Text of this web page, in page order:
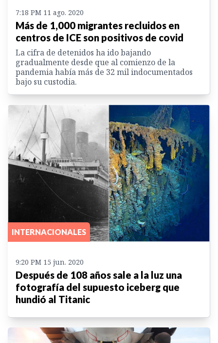
7:18 PM 11 ago. 2020
Más de 1,000 migrantes recluidos en
centros de ICE son positivos de covid
La cifra de detenidos ha ido bajando
gradualmente desde que al comienzo de la
pandemia había más de 32 mil indocumentados
bajo su custodia.
INTERNACIONALES
9:20 PM 15 jun. 2020
Después de 108 años sale a la luz una
fotografía del supuesto iceberg que
hundió al Titanic